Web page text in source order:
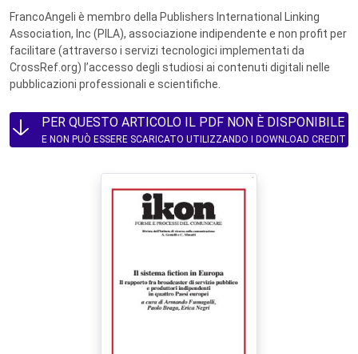
FrancoAngeli è membro della Publishers International Linking
Association, Inc (PILA), associazione indipendente e non profit per
facilitare (attraverso i servizi tecnologici implementati da
CrossRef.org) l’accesso degli studiosi ai contenuti digitali nelle
pubblicazioni professionali e scientifiche.
PER QUESTO ARTICOLO IL PDF NON È DISPONIBILE
E NON PUÒ ESSERE SCARICATO UTILIZZANDO I DOWNLOAD CREDIT